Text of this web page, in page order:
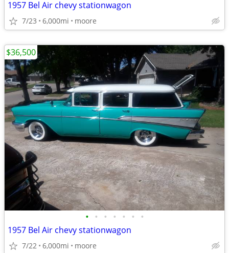
1957 Bel Air chevy stationwagon
7/23 6,000mi moore
• • • • • • •
1957 Bel Air chevy stationwagon
7/22 6,000mi moore
$36,500